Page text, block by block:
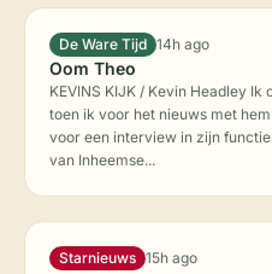
De Ware Tijd 14h ago
Oom Theo
KEVINS KIJK / Kevin Headley
toen ik voor het nieuws met
voor een interview in zijn
van Inheemse...
Starnieuws 15h ago